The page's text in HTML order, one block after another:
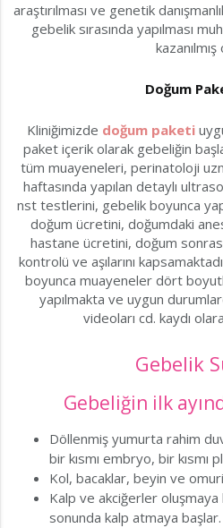
araştırılması ve genetik
gebelik sırasında yapılması
kazanılmış
Doğum
Kliniğimizde doğum paketi
paket içerik olarak gebeliğin
tüm muayeneleri, perinatoloji
haftasında yapılan detaylı
nst testlerini, gebelik boyunca
doğum ücretini, doğumdaki
hastane ücretini, doğum
kontrolü ve aşılarını
boyunca muayeneler dört
yapılmakta ve uygun
videoları cd. kaydı
Gebelik
Gebeliğin ilk
Döllenmiş yumurta rahim
bir kısmı embryo, bir kısmı
Kol, bacaklar, beyin ve
Kalp ve akciğerler oluşmaya
sonunda kalp atmaya başlar.